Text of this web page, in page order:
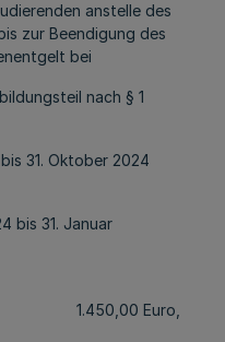
anstelle des
zur Beendigung des
bei
nach § 1
31. Oktober 2024
bis 31. Januar
Euro,